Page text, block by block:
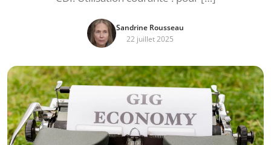
Sandrine Rousseau
22 juillet 2025